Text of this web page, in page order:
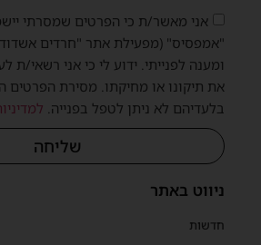
ניווט באתר
חדשות
אני מאשר/ת כי הפרטים שמסרתי
"אמפסיס" (מפעילת אתר "חרדים
ומענה לפנייתי. ידוע לי כי אני רשאי/ת
את תיקונו או מחיקתו. מסירת הפרטים
בלעדיהם לא ניתן לטפל בפנייה.
שליחה